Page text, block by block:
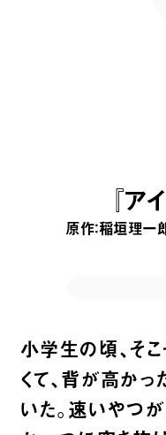
『ア
原作：稲垣理一
小学生の頃、そ
くて、背が高かっ
いた。速いやつ